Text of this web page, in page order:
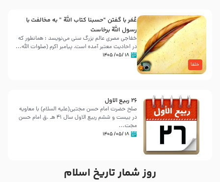
خلفا
عُمَر با گفتن “حسبنا كتاب اللّه ” به مخالفت با
رسول اللّه برخاست
خفاجی مصری عالم بزرگ سنی می‌نویسد : همانطور که
در احادیث معتبر آمده است، پیامبر اکرم (صلوات اللّه...
۱۸ /۰۵/ ۱۴۰۵
26 ربيع الاول
صلح حضرت امام حسن مجتبی(علیه السلام) با معاویه
در بیست و ششم ربیع الاول سال 41 هـ .ق امام حسن
مجت...
۱۸ /۰۵/ ۱۴۰۵
روز شمار تاریخ اسلام